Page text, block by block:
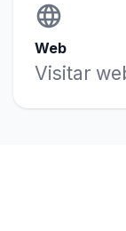
language
Web
Visitar